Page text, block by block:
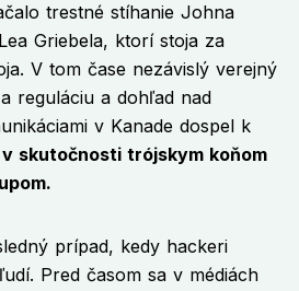
trestné stíhanie Johna
Griebela, ktorí stoja za
V tom čase nezávislý verejný
reguláciu a dohľad nad
v Kanade dospel k
skutočnosti trójskym koňom
prípad, kedy hackeri
Pred časom sa v médiách